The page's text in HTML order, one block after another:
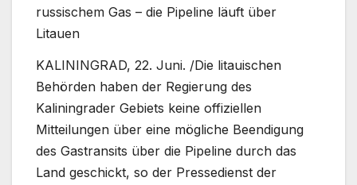
russischem Gas – die Pipeline läuft über
Litauen
KALININGRAD, 22. Juni. /Die litauischen
Behörden haben der Regierung des
Kaliningrader Gebiets keine offiziellen
Mitteilungen über eine mögliche Beendigung
des Gastransits über die Pipeline durch das
Land geschickt, so der Pressedienst der